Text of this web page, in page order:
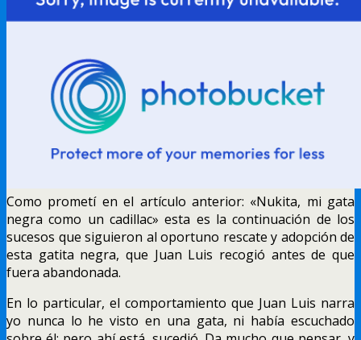
Como prometí en el artículo anterior: «Nukita, mi gata
negra como un cadillac» esta es la continuación de los
sucesos que siguieron al oportuno rescate y adopción de
esta gatita negra, que Juan Luis recogió antes de que
fuera abandonada.
En lo particular, el comportamiento que Juan Luis narra
yo nunca lo he visto en una gata, ni había escuchado